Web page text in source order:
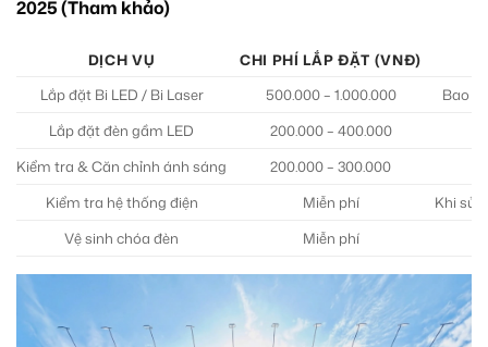
2025 (Tham khảo)
DỊCH VỤ
CHI PHÍ LẮP ĐẶT (VNĐ)
Lắp đặt Bi LED / Bi Laser
500.000 – 1.000.000
Bao
Lắp đặt đèn gầm LED
200.000 – 400.000
Kiểm tra & Căn chỉnh ánh sáng
200.000 – 300.000
Kiểm tra hệ thống điện
Miễn phí
Khi sử
Vệ sinh chóa đèn
Miễn phí